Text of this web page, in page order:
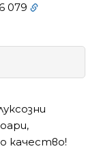
079
качество!